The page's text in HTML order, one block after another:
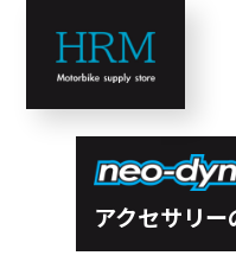
アクセサリ